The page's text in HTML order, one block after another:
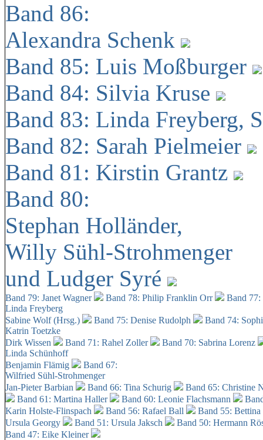
Band 86:
Alexandra Schenk
Band 85: Luis Moßburger
Band 84: Silvia Kruse
Band 83: Linda Freyberg,
Band 82: Sarah Pielmeier
Band 81: Kirstin Grantz
Band 80:
Stephan Holländer,
Willy Sühl-Strohmenger
und Ludger Syré
Band 79: Janet Wagner Band 78: Philip Franklin Orr
Band
Linda Freyberg
Sabine Wolf (Hrsg.)
Band 75: Denise Rudolph
Band 74:
Katrin Toetzke
Dirk Wissen
Band 71: Rahel Zoller
Band 70: Sabrina Lorenz
Linda Schünhoff
Benjamin Flämig
Band 67:
Wilfried Sühl-Strohmenger
Jan-Pieter Barbian
Band 66: Tina Schurig
Band 65: Christine
Band 61: Martina Haller
Band 60: Leonie Flachsmann
Karin Holste-Flinspach
Band 56: Rafael Ball
Band 55:
Ursula Georgy
Band 51: Ursula Jaksch Band 50: Hermann
Band 47: Eike Kleiner